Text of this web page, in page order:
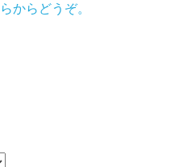
からどうぞ。